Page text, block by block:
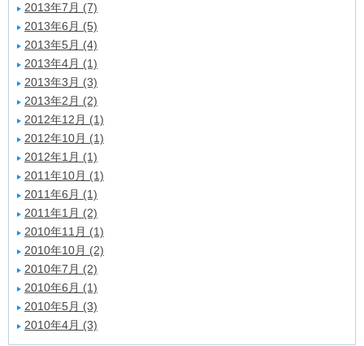
2013年7月 (7)
2013年6月 (5)
2013年5月 (4)
2013年4月 (1)
2013年3月 (3)
2013年2月 (2)
2012年12月 (1)
2012年10月 (1)
2012年1月 (1)
2011年10月 (1)
2011年6月 (1)
2011年1月 (2)
2010年11月 (1)
2010年10月 (2)
2010年7月 (2)
2010年6月 (1)
2010年5月 (3)
2010年4月 (3)